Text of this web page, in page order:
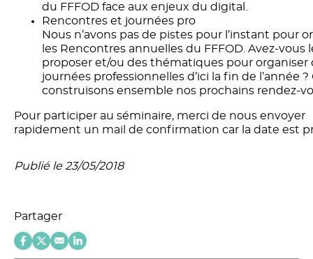
du FFFOD face aux enjeux du digital.
Rencontres et journées pro
Nous n’avons pas de pistes pour l’instant pour
les Rencontres annuelles du FFFOD. Avez-vous
proposer et/ou des thématiques pour organiser
journées professionnelles d’ici la fin de l’année ?
construisons ensemble nos prochains rendez-
Pour participer au séminaire, merci de nous envoyer
rapidement un mail de confirmation car la date est
Publié le 23/05/2018
Partager